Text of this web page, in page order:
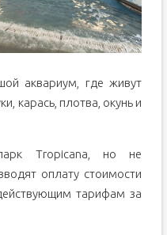
аквариум, где живут
карась, плотва, окунь и
Tropicana, но не
оплату стоимости
тарифам за